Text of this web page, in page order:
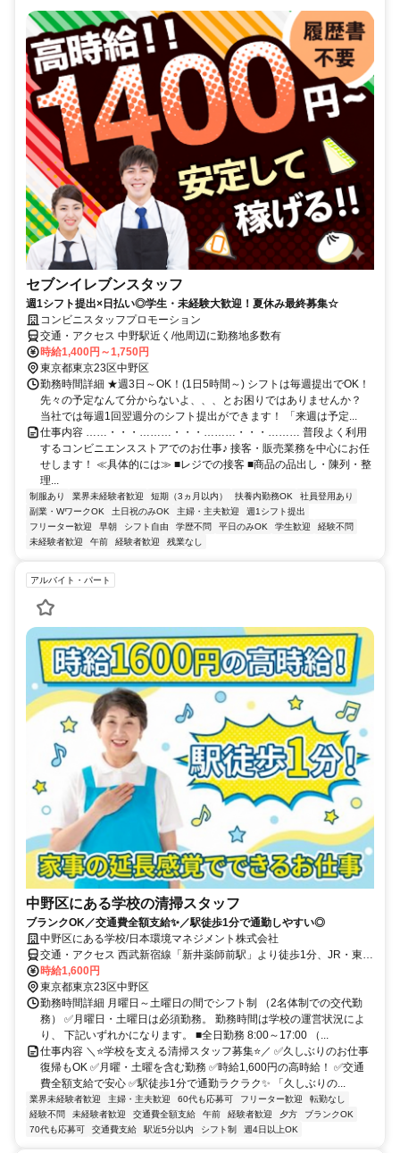
セブンイレブンスタッフ
週1シフト提出×日払い◎学生・未経験大歓迎！夏休み最終募集☆
コンビニスタッフプロモーション
交通・アクセス 中野駅近く/他周辺に勤務地多数有
時給1,400円～1,750円
東京都東京23区中野区
勤務時間詳細 ★週3日～OK！(1日5時間～) シフトは毎週提出でOK！
先々の予定なんて分からないよ、、、とお困りではありませんか？
当社では毎週1回翌週分のシフト提出ができます！ 「来週は予定...
仕事内容 ……・・・………・・・………・・・……… 普段よく利用
するコンビニエンスストアでのお仕事♪ 接客・販売業務を中心にお任
せします！ ≪具体的には≫ ■レジでの接客 ■商品の品出し・陳列・整
理...
制服あり 業界未経験者歓迎 短期（3ヵ月以内） 扶養内勤務OK
社員登用あり
副業・WワークOK
土日祝のみOK 主婦・主夫歓迎
週1シフト提出
フリーター歓迎
早朝 シフト自由 学歴不問 平日のみOK 学生歓迎
経験不問
未経験者歓迎
午前 経験者歓迎 残業なし
アルバイト・パート
中野区にある学校の清掃スタッフ
ブランクOK／交通費全額支給✨／駅徒歩1分で通勤しやすい◎
中野区にある学校/日本環境マネジメント株式会社
交通・アクセス 西武新宿線「新井薬師前駅」より徒歩1分、JR・東京
メトロ東西線「中野駅」より徒歩17分、関東バス・国際興業バス（江
古田・池袋行）「上高田中通り」下車すぐ
時給1,600円
東京都東京23区中野区
勤務時間詳細 月曜日～土曜日の間でシフト制 （2名体制での交代勤
務） ✅月曜日・土曜日は必須勤務。 勤務時間は学校の運営状況によ
り、 下記いずれかになります。 ■全日勤務 8:00～17:00 （...
仕事内容 ＼⭐学校を支える清掃スタッフ募集⭐／ ✅久しぶりのお仕事
復帰もOK ✅月曜・土曜を含む勤務 ✅時給1,600円の高時給！ ✅交通
費全額支給で安心 ✅駅徒歩1分で通勤ラクラク✨ 「久しぶりの...
業界未経験者歓迎 主婦・主夫歓迎 60代も応募可 フリーター歓迎
転勤なし
経験不問
未経験者歓迎 交通費全額支給 午前 経験者歓迎 夕方
ブランクOK
70代も応募可
交通費支給 駅近5分以内 シフト制 週4日以上OK